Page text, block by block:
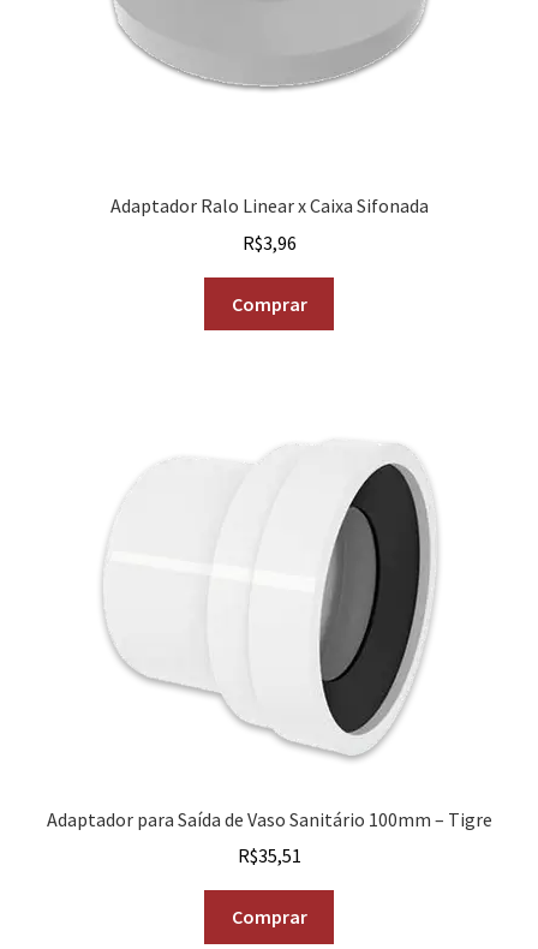
Adaptador Ralo Linear x Caixa Sifonada
R$3,96
Comprar
Adaptador para Saída de Vaso Sanitário 100mm – Tigre
R$35,51
Comprar